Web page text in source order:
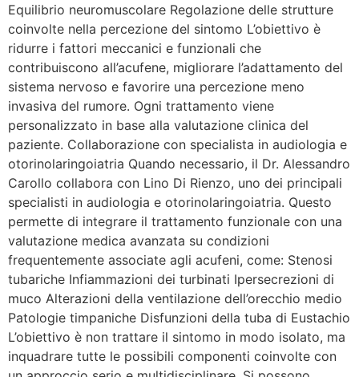
Equilibrio neuromuscolare Regolazione delle strutture
coinvolte nella percezione del sintomo L’obiettivo è
ridurre i fattori meccanici e funzionali che
contribuiscono all’acufene, migliorare l’adattamento del
sistema nervoso e favorire una percezione meno
invasiva del rumore. Ogni trattamento viene
personalizzato in base alla valutazione clinica del
paziente. Collaborazione con specialista in audiologia e
otorinolaringoiatria Quando necessario, il Dr. Alessandro
Carollo collabora con Lino Di Rienzo, uno dei principali
specialisti in audiologia e otorinolaringoiatria. Questo
permette di integrare il trattamento funzionale con una
valutazione medica avanzata su condizioni
frequentemente associate agli acufeni, come: Stenosi
tubariche Infiammazioni dei turbinati Ipersecrezioni di
muco Alterazioni della ventilazione dell’orecchio medio
Patologie timpaniche Disfunzioni della tuba di Eustachio
L’obiettivo è non trattare il sintomo in modo isolato, ma
inquadrare tutte le possibili componenti coinvolte con